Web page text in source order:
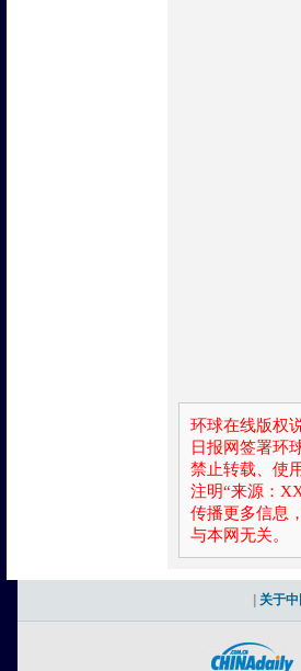
环球在线版权
日报网签署环
禁止转载、使
注明“来源：
传播更多信息
与本网无关。